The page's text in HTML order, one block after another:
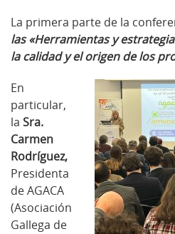
La primera parte de la
las «Herramientas y
la calidad y el origen de los
En
particular,
la Sra.
Carmen
Rodríguez,
Presidenta
de AGACA
(Asociación
Gallega de